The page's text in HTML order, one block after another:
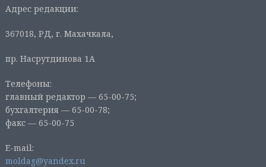
Адрес редакции:
367018, РД, г. Махачкала,
пр. Насрутдинова 1А
Телефоны:
главный редактор — 65-00-75;
бухгалтерия — 65-00-78;
факс — 65-00-75
E-mail:
moldag@yandex.ru